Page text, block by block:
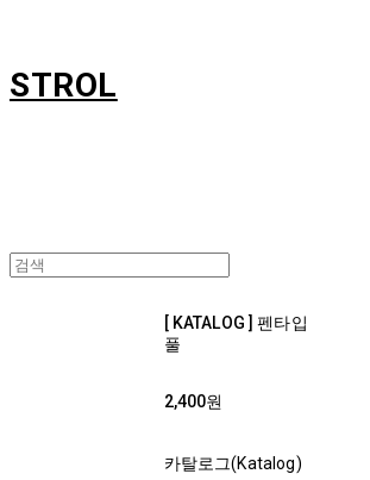
STROL
[ KATALOG ] 펜타입
풀
2,400원
카탈로그(Katalog)